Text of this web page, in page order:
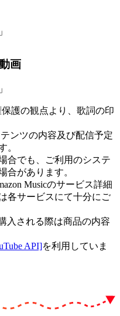
画
護の観点より、歌詞の印
ンツの内容及び配信予定
。
合でも、ご利用のシステ
合があります。
Musicのサービス詳細
各サービスにて十分にご
入される際は商品の内容
API]を利用していま